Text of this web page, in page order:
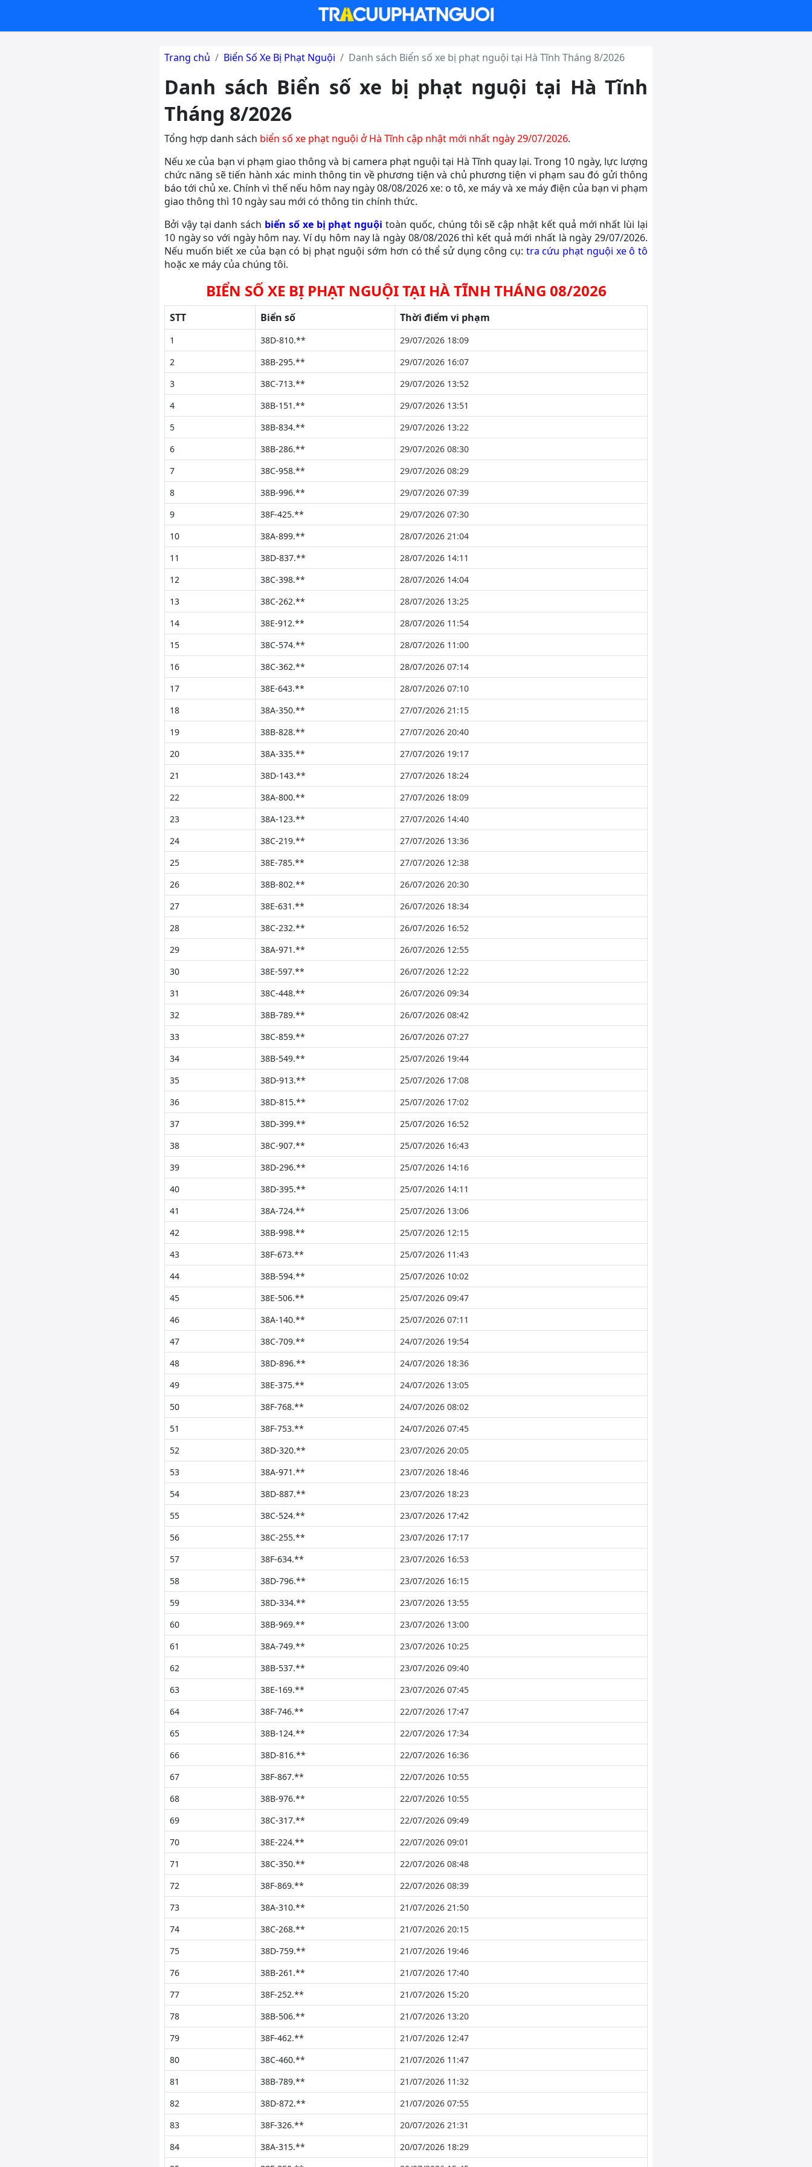
Trang chủ Biển Số Xe Bị Phạt Nguội Danh sách Biển số xe bị phạt nguội tại Hà Tĩnh Tháng 8/2026
Danh sách Biển số xe bị phạt nguội tại Hà Tĩnh
Tháng 8/2026
Tổng hợp danh sách biển số xe phạt nguội ở Hà Tĩnh cập nhật mới nhất ngày 29/07/2026.
Nếu xe của bạn vi phạm giao thông và bị camera phạt nguội tại Hà Tĩnh quay lại. Trong 10 ngày, lực lượng
chức năng sẽ tiến hành xác minh thông tin về phương tiện và chủ phương tiện vi phạm sau đó gửi thông
báo tới chủ xe. Chính vì thế nếu hôm nay ngày 08/08/2026 xe: o tô, xe máy và xe máy điện của bạn vi phạm
giao thông thì 10 ngày sau mới có thông tin chính thức.
Bởi vậy tại danh sách biển số xe bị phạt nguội toàn quốc, chúng tôi sẽ cập nhật kết quả mới nhất lùi lại
10 ngày so với ngày hôm nay. Ví dụ hôm nay là ngày 08/08/2026 thì kết quả mới nhất là ngày 29/07/2026.
Nếu muốn biết xe của bạn có bị phạt nguội sớm hơn có thể sử dụng công cụ: tra cứu phạt nguội xe ô tô
hoặc xe máy của chúng tôi.
BIỂN SỐ XE BỊ PHẠT NGUỘI TẠI HÀ TĨNH THÁNG 08/2026
STT Biển số Thời điểm vi phạm
1 38D-810.**
29/07/2026 18:09
2
38B-295.**
29/07/2026 16:07
3
38C-713.**
29/07/2026 13:52
4
38B-151.**
29/07/2026 13:51
5
38B-834.**
29/07/2026 13:22
6
38B-286.**
29/07/2026 08:30
7
38C-958.**
29/07/2026 08:29
8
38B-996.**
29/07/2026 07:39
9
38F-425.**
29/07/2026 07:30
10
38A-899.**
28/07/2026 21:04
11
38D-837.**
28/07/2026 14:11
12
38C-398.**
28/07/2026 14:04
13
38C-262.**
28/07/2026 13:25
14
38E-912.**
28/07/2026 11:54
15
38C-574.**
28/07/2026 11:00
16
38C-362.**
28/07/2026 07:14
17
38E-643.**
28/07/2026 07:10
18
38A-350.**
27/07/2026 21:15
19
38B-828.**
27/07/2026 20:40
20
38A-335.**
27/07/2026 19:17
21
38D-143.**
27/07/2026 18:24
22
38A-800.**
27/07/2026 18:09
23
38A-123.**
27/07/2026 14:40
24
38C-219.**
27/07/2026 13:36
25
38E-785.**
27/07/2026 12:38
26
38B-802.**
26/07/2026 20:30
27
38E-631.**
26/07/2026 18:34
28
38C-232.**
26/07/2026 16:52
29
38A-971.**
26/07/2026 12:55
30
38E-597.**
26/07/2026 12:22
31
38C-448.**
26/07/2026 09:34
32
38B-789.**
26/07/2026 08:42
33
38C-859.**
26/07/2026 07:27
34
38B-549.**
25/07/2026 19:44
35
38D-913.**
25/07/2026 17:08
36
38D-815.**
25/07/2026 17:02
37
38D-399.**
25/07/2026 16:52
38
38C-907.**
25/07/2026 16:43
39
38D-296.**
25/07/2026 14:16
40
38D-395.**
25/07/2026 14:11
41
38A-724.**
25/07/2026 13:06
42
38B-998.**
25/07/2026 12:15
43
38F-673.**
25/07/2026 11:43
44
38B-594.**
25/07/2026 10:02
45
38E-506.**
25/07/2026 09:47
46
38A-140.**
25/07/2026 07:11
47
38C-709.**
24/07/2026 19:54
48
38D-896.**
24/07/2026 18:36
49
38E-375.**
24/07/2026 13:05
50
38F-768.**
24/07/2026 08:02
51
38F-753.**
24/07/2026 07:45
52
38D-320.**
23/07/2026 20:05
53
38A-971.**
23/07/2026 18:46
54
38D-887.**
23/07/2026 18:23
55
38C-524.**
23/07/2026 17:42
56
38C-255.**
23/07/2026 17:17
57
38F-634.**
23/07/2026 16:53
58
38D-796.**
23/07/2026 16:15
59
38D-334.**
23/07/2026 13:55
60
38B-969.**
23/07/2026 13:00
61
38A-749.**
23/07/2026 10:25
62
38B-537.**
23/07/2026 09:40
63
38E-169.**
23/07/2026 07:45
64
38F-746.**
22/07/2026 17:47
65
38B-124.**
22/07/2026 17:34
66
38D-816.**
22/07/2026 16:36
67
38F-867.**
22/07/2026 10:55
68
38B-976.**
22/07/2026 10:55
69
38C-317.**
22/07/2026 09:49
70
38E-224.**
22/07/2026 09:01
71
38C-350.**
22/07/2026 08:48
72
38F-869.**
22/07/2026 08:39
73
38A-310.**
21/07/2026 21:50
74
38C-268.**
21/07/2026 20:15
75
38D-759.**
21/07/2026 19:46
76
38B-261.**
21/07/2026 17:40
77
38F-252.**
21/07/2026 15:20
78
38B-506.**
21/07/2026 13:20
79
38F-462.**
21/07/2026 12:47
80
38C-460.**
21/07/2026 11:47
81
38B-789.**
21/07/2026 11:32
82
38D-872.**
21/07/2026 07:55
83
38F-326.**
20/07/2026 21:31
84
38A-315.**
20/07/2026 18:29